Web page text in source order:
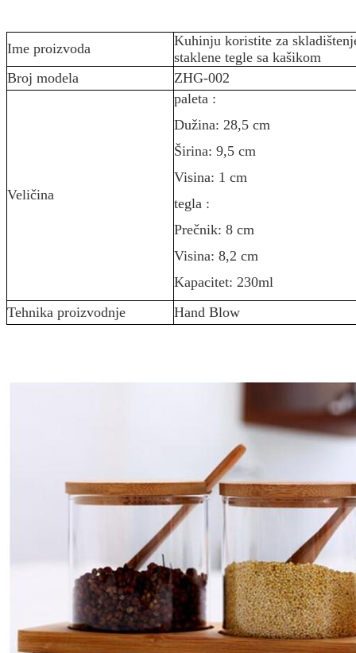
Ime proizvoda
Kuhinju koristite za
staklene tegle sa kašikom
Broj modela
ZHG-002
Veličina
paleta :
Dužina: 28,5 cm
Širina: 9,5 cm
Visina: 1 cm
tegla :
Prečnik: 8 cm
Visina: 8,2 cm
Kapacitet: 230ml
Tehnika proizvodnje
Hand Blow